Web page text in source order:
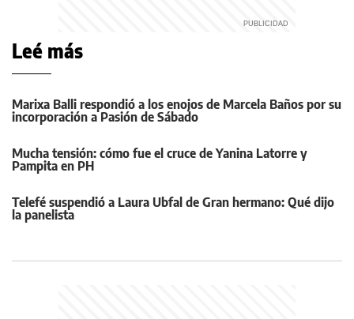
Leé más
Marixa Balli respondió a los enojos de Marcela Baños por su
incorporación a Pasión de Sábado
Mucha tensión: cómo fue el cruce de Yanina Latorre y
Pampita en PH
Telefé suspendió a Laura Ubfal de Gran hermano: Qué dijo
la panelista